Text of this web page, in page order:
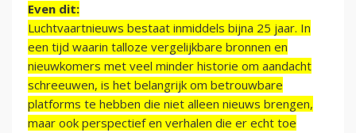
Even dit:
Luchtvaartnieuws bestaat inmiddels bijna 25 jaar. In
een tijd waarin talloze vergelijkbare bronnen en
nieuwkomers met veel minder historie om aandacht
schreeuwen, is het belangrijk om betrouwbare
platforms te hebben die niet alleen nieuws brengen,
maar ook perspectief en verhalen die er echt toe